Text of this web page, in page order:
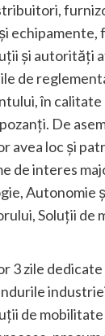
echipamente,
și autorități
de
în
De
avea loc și
de interes
Autonomie
Soluții de
3 zile
de